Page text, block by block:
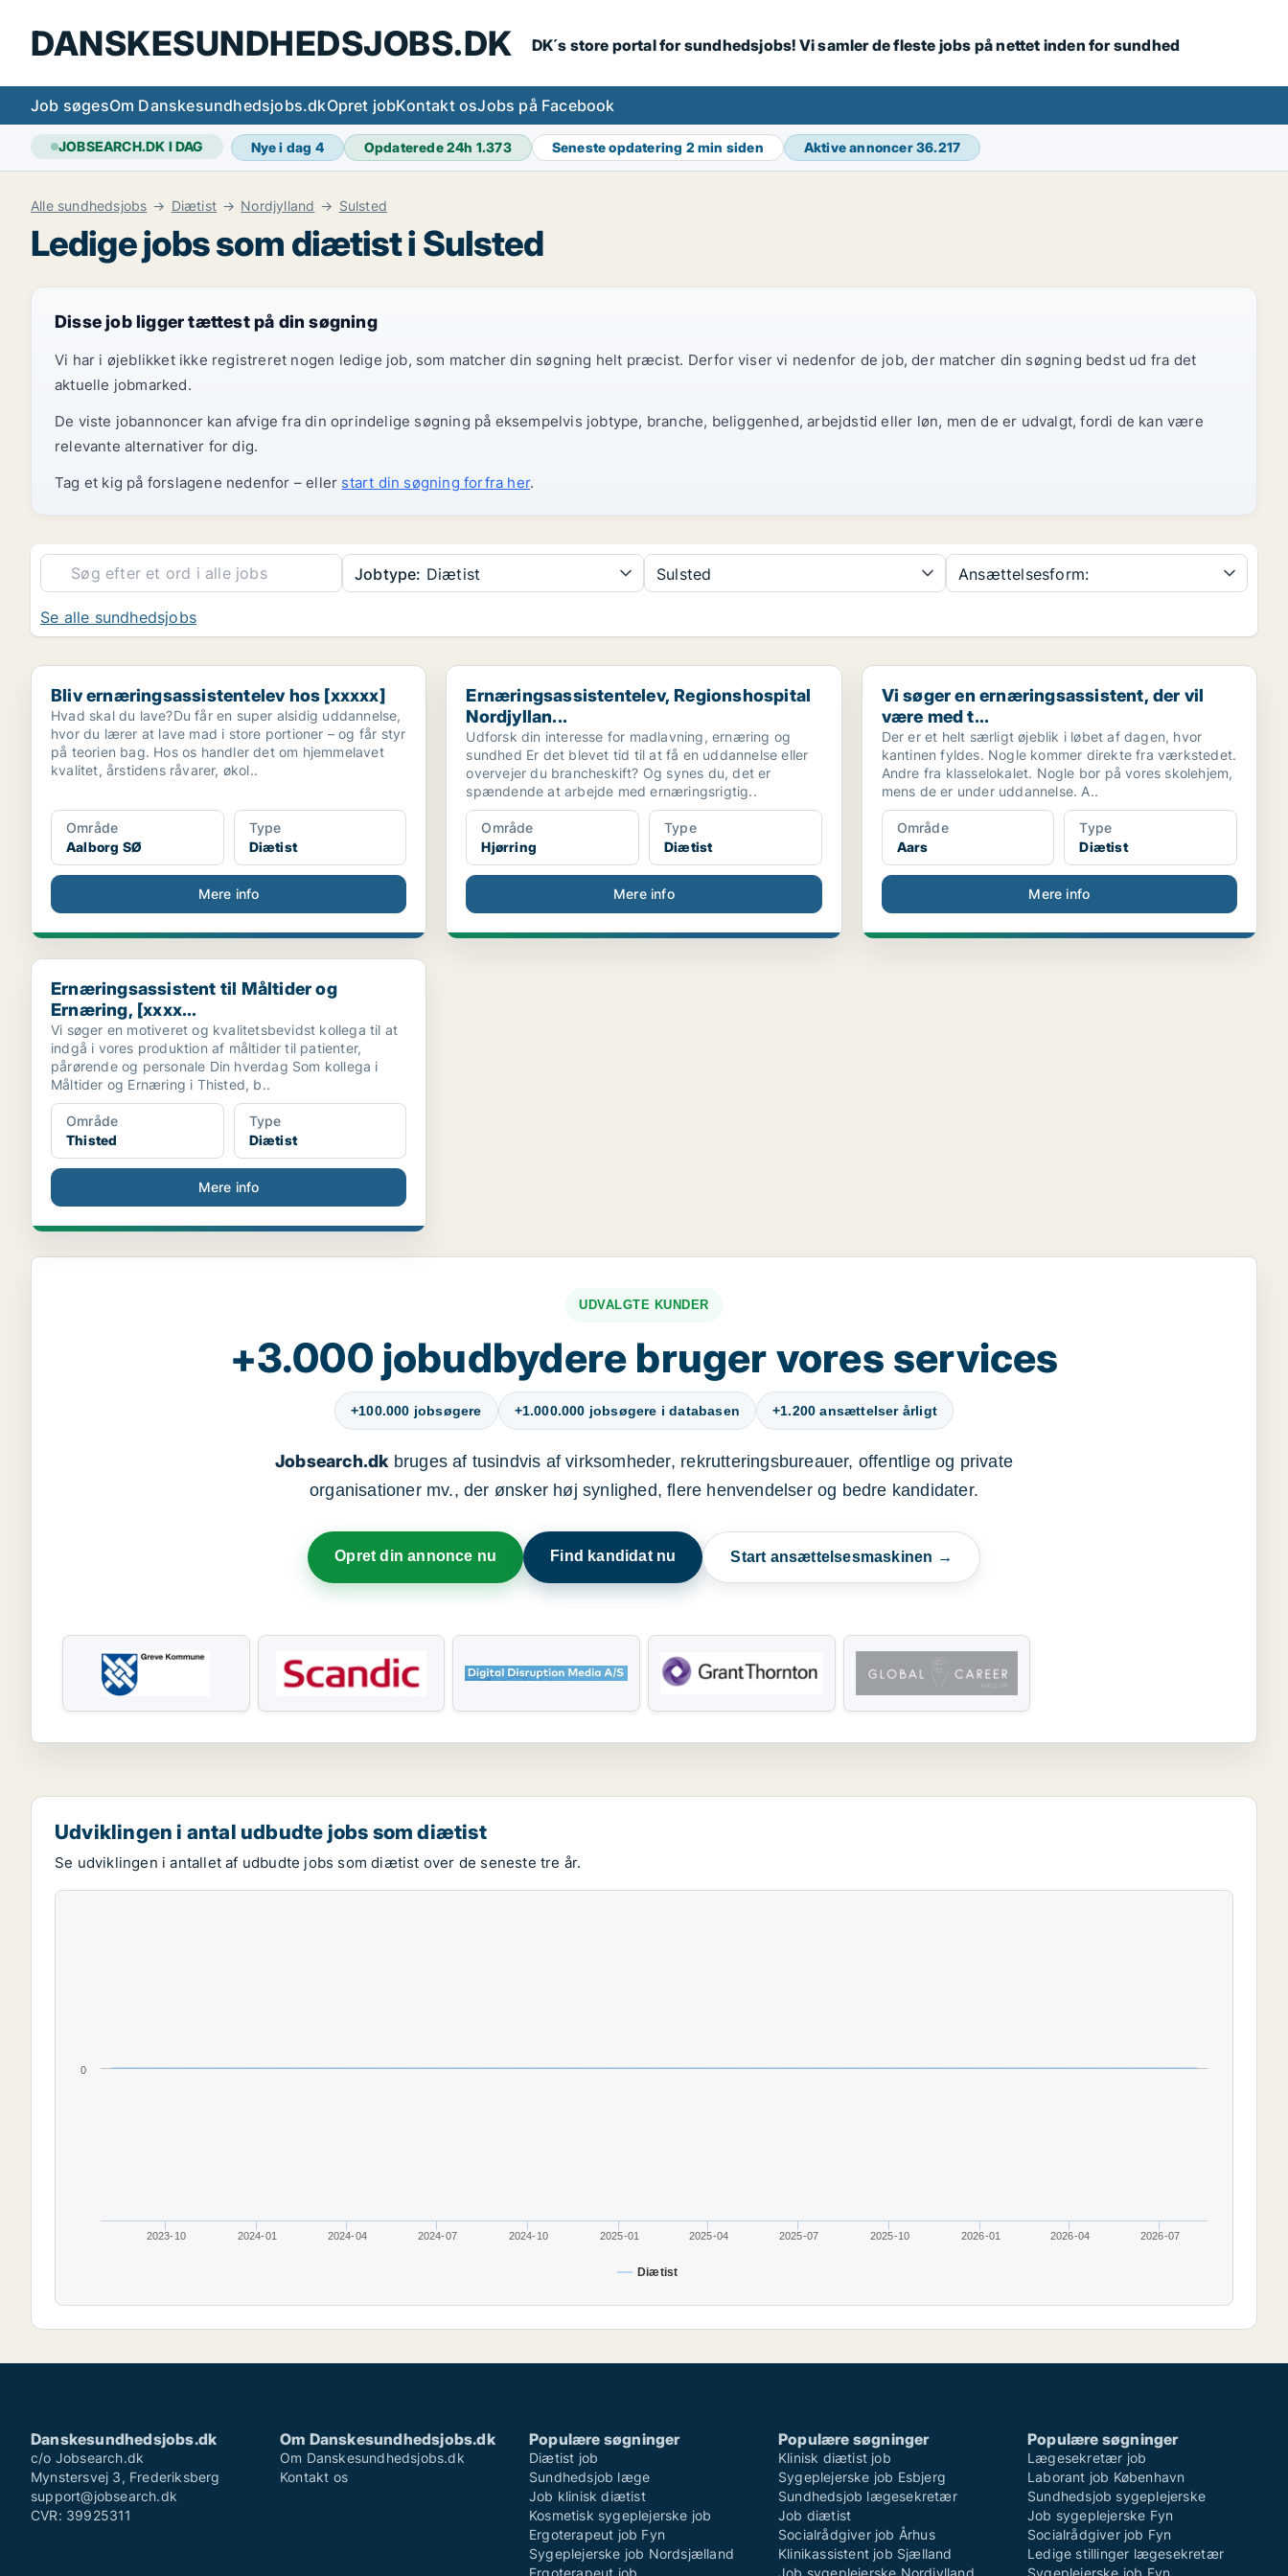
DANSKESUNDHEDSJOBS.DK DK´s store portal for sundhedsjobs! Vi samler de fleste jobs på nettet inden for sundhed
Job søgesOm Danskesundhedsjobs.dkOpret jobKontakt osJobs på Facebook
JOBSEARCH.DK I DAG Nye i dag 4 Opdaterede 24h 1.373 Seneste opdatering 2 min siden Aktive annoncer36.217
Alle sundhedsjobs Diætist Nordjylland Sulsted
Ledige jobs som diætist i Sulsted
Disse job ligger tættest på din søgning
Vi har i øjeblikket ikke registreret nogen ledige job, som matcher din søgning helt præcist. Derfor viser vi nedenfor de job, der matcher din søgning bedst ud fra det
aktuelle jobmarked.
De viste jobannoncer kan afvige fra din oprindelige søgning på eksempelvis jobtype, branche, beliggenhed, arbejdstid eller løn, men de er udvalgt, fordi de kan være
relevante alternativer for dig.
Tag et kig på forslagene nedenfor – eller start din søgning forfra her.
Jobtype: Diætist Sulsted Ansættelsesform:
Se alle sundhedsjobs
Bliv ernæringsassistentelev hos [xxxxx]
Bliv ernæringsassistentelev hos [xxxxx]
Hvad skal du lave?Du får en super alsidig uddannelse,
hvor du lærer at lave mad i store portioner – og får styr
på teorien bag. Hos os handler det om hjemmelavet
kvalitet, årstidens råvarer, økol..
Område
Aalborg SØ
Type
Diætist
Mere info
Ernæringsassistentelev, Regionshospital Nordjyllan...
Ernæringsassistentelev, Regionshospital
Nordjyllan...
Udforsk din interesse for madlavning, ernæring og
sundhed Er det blevet tid til at få en uddannelse eller
overvejer du brancheskift? Og synes du, det er
spændende at arbejde med ernæringsrigtig..
Område
Hjørring
Type
Diætist
Mere info
Vi søger en ernæringsassistent, der vil være med t...
Vi søger en ernæringsassistent, der vil
være med t...
Der er et helt særligt øjeblik i løbet af dagen, hvor
kantinen fyldes. Nogle kommer direkte fra værkstedet.
Andre fra klasselokalet. Nogle bor på vores skolehjem,
mens de er under uddannelse. A..
Område
Aars
Type
Diætist
Mere info
Ernæringsassistent til Måltider og Ernæring, [xxxx...
Ernæringsassistent til Måltider og
Ernæring, [xxxx...
Vi søger en motiveret og kvalitetsbevidst kollega til at
indgå i vores produktion af måltider til patienter,
pårørende og personale Din hverdag Som kollega i
Måltider og Ernæring i Thisted, b..
Område
Thisted
Type
Diætist
Mere info
UDVALGTE KUNDER
+3.000 jobudbydere bruger vores services
+100.000 jobsøgere +1.000.000 jobsøgere i databasen +1.200 ansættelser årligt
Jobsearch.dkbruges af tusindvis af virksomheder, rekrutteringsbureauer, offentlige og private
organisationer mv., der ønsker høj synlighed, flere henvendelser og bedre kandidater.
Opret din annonce nu Find kandidat nu Start ansættelsesmaskinen →
Udviklingen i antal udbudte jobs som diætist
Se udviklingen i antallet af udbudte jobs som diætist over de seneste tre år.
Diætist
2023-10 2024-01 2024-04 2024-07 2024-10 2025-01 2025-04 2025-07 2025-10 2026-01 2026-04 2026-07
0
Danskesundhedsjobs.dk
c/o Jobsearch.dk
Mynstersvej 3, Frederiksberg
support@jobsearch.dk
CVR: 39925311
Om Danskesundhedsjobs.dk
Om Danskesundhedsjobs.dk
Kontakt os
Populære søgninger
Diætist job
Sundhedsjob læge
Job klinisk diætist
Kosmetisk sygeplejerske job
Ergoterapeut job Fyn
Sygeplejerske job Nordsjælland
Ergoterapeut job
Populære søgninger
Klinisk diætist job
Sygeplejerske job Esbjerg
Sundhedsjob lægesekretær
Job diætist
Socialrådgiver job Århus
Klinikassistent job Sjælland
Job sygeplejerske Nordjylland
Populære søgninger
Lægesekretær job
Laborant job København
Sundhedsjob sygeplejerske
Job sygeplejerske Fyn
Socialrådgiver job Fyn
Ledige stillinger lægesekretær
Sygeplejerske job Fyn